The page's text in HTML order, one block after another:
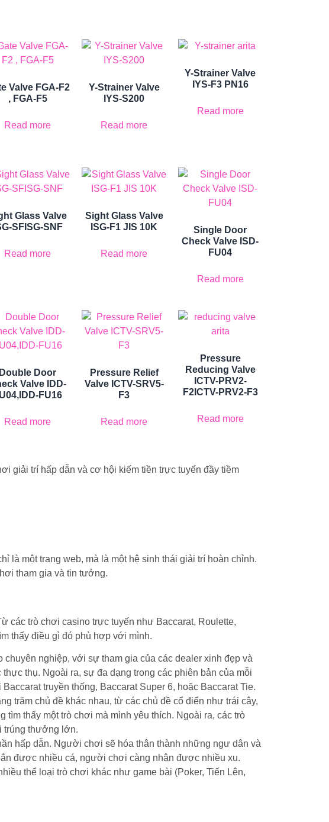
Valve FGA-F2
, FGA-F5
Read more
Y-Strainer Valve
IYS-S200
Read more
Y-Strainer Valve
IYS-F3 PN16
Read more
Glass Valve
SFISG-SNF
Read more
Sight Glass Valve
ISG-F1 JIS 10K
Read more
Single Door
Check Valve ISD-
FU04
Read more
Double Door
Valve IDD-
FU16
Read more
Pressure Relief
Valve ICTV-SRV5-
F3
Read more
Pressure
Reducing Valve
ICTV-PRV2-
F2ICTV-PRV2-F3
Read more
giải trí hấp dẫn và cơ hội kiếm tiền trực tuyến đầy tiềm
là một trang web, mà là một hệ sinh thái giải trí hoàn chỉnh.
tham gia và tin tưởng.
các trò chơi casino trực tuyến như Baccarat, Roulette,
thấy điều gì đó phù hợp với mình.
nghiệp, với sự tham gia của các dealer xinh đẹp và
thụ. Ngoài ra, sự đa dạng trong các phiên bản của mỗi
truyền thống, Baccarat Super 6, hoặc Baccarat Tie.
trăm chủ đề khác nhau, từ các chủ đề cổ điển như trái cây,
thấy một trò chơi mà mình yêu thích. Ngoài ra, các trò
trúng thưởng lớn.
hấp dẫn. Người chơi sẽ hóa thân thành những ngư dân và
được nhiều cá, người chơi càng nhận được nhiều xu.
thể loại trò chơi khác như game bài (Poker, Tiến Lên,